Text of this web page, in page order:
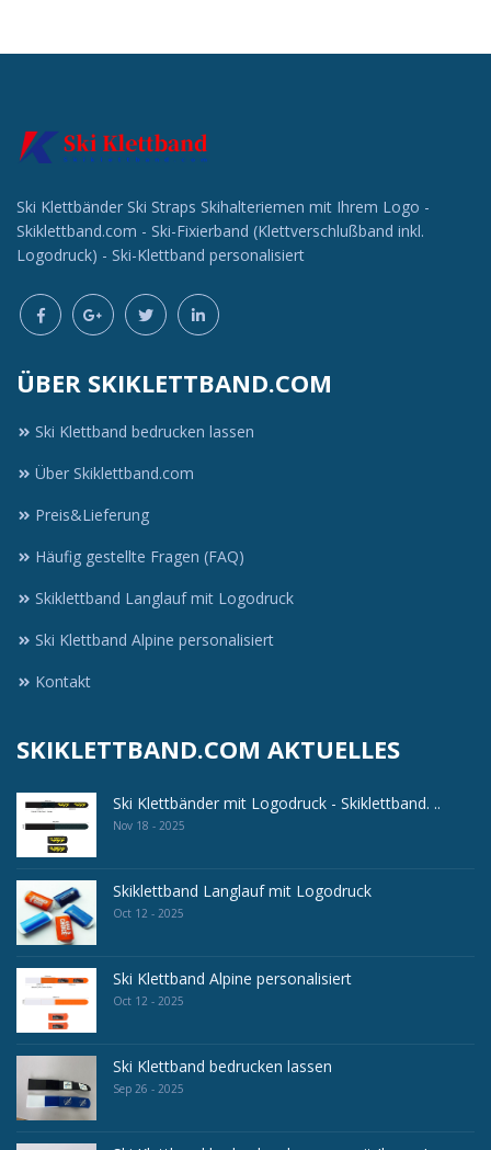
Ski Klettbänder Ski Straps Skihalteriemen mit Ihrem Logo -
Skiklettband.com - Ski-Fixierband (Klettverschlußband inkl.
Logodruck) - Ski-Klettband personalisiert
ÜBER SKIKLETTBAND.COM
Ski Klettband bedrucken lassen
Über Skiklettband.com
Preis&Lieferung
Häufig gestellte Fragen (FAQ)
Skiklettband Langlauf mit Logodruck
Ski Klettband Alpine personalisiert
Kontakt
SKIKLETTBAND.COM AKTUELLES
Ski Klettbänder mit Logodruck - Skiklettband. ..
Nov 18 - 2025
Skiklettband Langlauf mit Logodruck
Oct 12 - 2025
Ski Klettband Alpine personalisiert
Oct 12 - 2025
Ski Klettband bedrucken lassen
Sep 26 - 2025